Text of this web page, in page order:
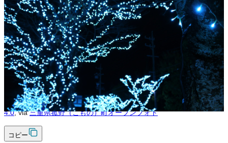
可
改変
可
クレジット表記
必須
クレジット表記例
出典：“20251202_ウィンターイルミネーションこもの(4)” ,CC BY
4.0, via三重県菰野（こもの）町オープンフォト
コピー